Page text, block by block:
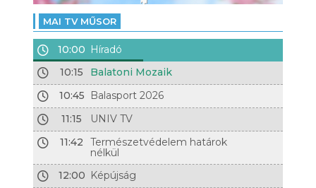
MAI TV MŰSOR
10:00 Híradó
10:15
Balatoni Mozaik
10:45
Balasport 2026
11:15
UNIV TV
11:42
Természetvédelem határok
nélkül
12:00 Képújság